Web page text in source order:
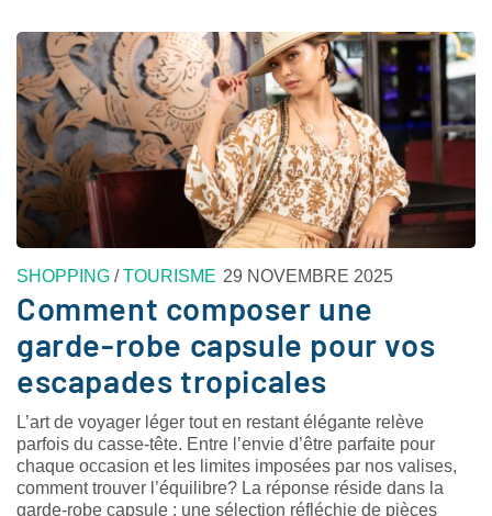
SHOPPING /TOURISME 29 NOVEMBRE 2025
Comment composer une
garde-robe capsule pour vos
escapades tropicales
L’art de voyager léger tout en restant élégante relève
parfois du casse-tête. Entre l’envie d’être parfaite pour
chaque occasion et les limites imposées par nos valises,
comment trouver l’équilibre? La réponse réside dans la
garde-robe capsule : une sélection réfléchie de pièces